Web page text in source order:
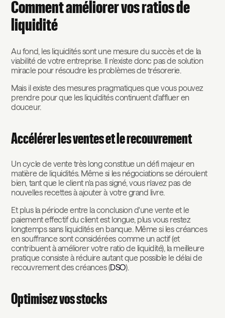
Comment améliorer vos ratios de
liquidité
Au fond, les liquidités sont une mesure du succès et de la
viabilité de votre entreprise. Il n'existe donc pas de solution
miracle pour résoudre les problèmes de trésorerie.
Mais il existe des mesures pragmatiques que vous pouvez
prendre pour que les liquidités continuent d'affluer en
douceur.
Accélérer les ventes et le recouvrement
Un cycle de vente très long constitue un défi majeur en
matière de liquidités. Même si les négociations se déroulent
bien, tant que le client n'a pas signé, vous n'avez pas de
nouvelles recettes à ajouter à votre grand livre.
Et plus la période entre la conclusion d'une vente et le
paiement effectif du client est longue, plus vous restez
longtemps sans liquidités en banque. Même si les créances
en souffrance sont considérées comme un actif (et
contribuent à améliorer votre ratio de liquidité), la meilleure
pratique consiste à réduire autant que possible le délai de
recouvrement des créances (DSO).
Optimisez vos stocks